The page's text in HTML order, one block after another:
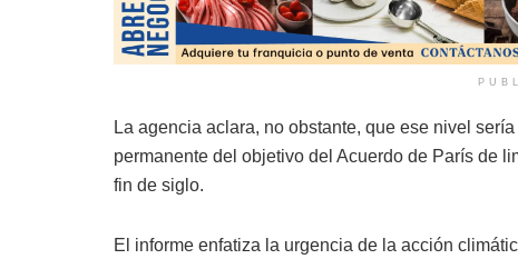
La agencia aclara, no obstante, que ese nivel
permanente del objetivo del Acuerdo de París de
fin de siglo.
El informe enfatiza la urgencia de la acción